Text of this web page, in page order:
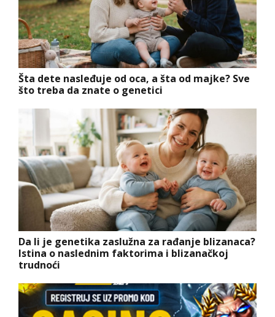
Šta dete nasleđuje od oca, a šta od majke? Sve
što treba da znate o genetici
Da li je genetika zaslužna za rađanje blizanaca?
Istina o naslednim faktorima i blizanačkoj
trudnoći